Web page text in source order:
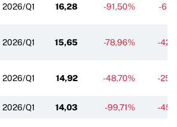
2026/Q1 16,28 -91,50% -
2026/Q1 15,65 -78,96% -
2026/Q1 14,92 -48,70% -
2026/Q1 14,03 -99,71% -